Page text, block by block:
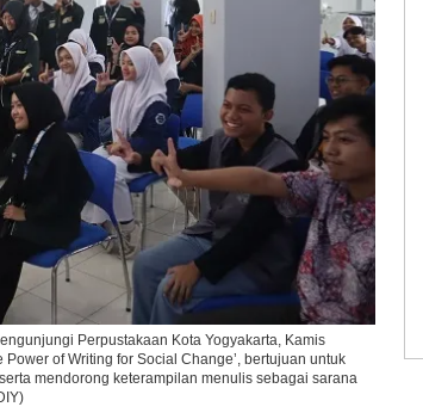
Perpustakaan Kota Yogyakarta, Kamis
of Writing for Social Change’, bertujuan untuk
mendorong keterampilan menulis sebagai sarana